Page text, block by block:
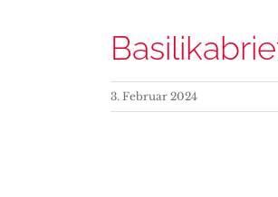
3. Februar 2024